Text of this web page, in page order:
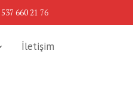
660 21 76
İletişim